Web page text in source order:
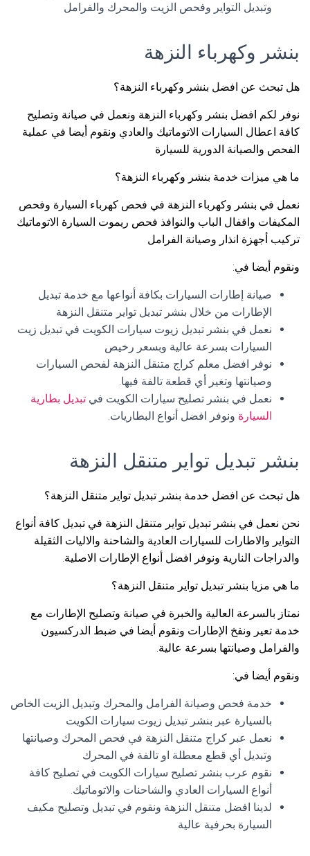
وتبديل التواير وفحص الزيت والمحرك والفرامل
بنشر وكهرباء النزهة
هل تبحث عن افضل بنشر وكهرباء النزهة؟
نوفر لكم افضل بنشر وكهرباء النزهة ونعمل في صيانة وتصليح
كافة اعطال السيارات الاتوماتيك والعادي ونقوم أيضا في عملية
الفحص والصيانة الدورية للسيارة
ما هي ميزات خدمة بنشر وكهرباء النزهة؟
نعمل في بنشر وكهرباء النزهة في فحص كهرباء السيارة وفحص
المكيفات واقفال الباب والنوافذ فحص ريموت السيارة الاتوماتيك
تركيب أجهزة انذار وصيانة الفرامل
ونقوم أيضا في:
صيانة إطارات السيارات بكافة أنواعها مع خدمة تبديل
الإطارات من خلال بنشر تبديل تواير متنقل النزهة
نعمل في بنشر تبديل زيوت سيارات الكويت في تبديل زيت
السيارات بسرعة عالية وبسعر رخيص
نوفر افضل معلم كراج متنقل النزهة لفحص السيارات
وصيانتها وتغير أي قطعة تالفة فيها.
نعمل في بنشر تصليح سيارات الكويت في تبديل بطارية
السيارة ونوفر افضل أنواع البطاريات.
بنشر تبديل تواير متنقل النزهة
هل تبحث عن افضل خدمة بنشر تبديل تواير متنقل النزهة؟
نحن نعمل في بنشر تبديل تواير متنقل النزهة في تبديل كافة أنواع
التواير والاطارات للسيارات العادية والشاحنة والاليات الثقيلة
والدراجات النارية ونوفر افضل أنواع الإطارات الاصلية.
ما هي مزيا بنشر تبديل تواير متنقل النزهة؟
نمتاز بالسرعة العالية والخبرة في صيانة وتصليح الإطارات مع
خدمة تعير ونفخ الإطارات ونقوم أيضا في ضبط الدركسيون
والفرامل وصيانتها بسرعة عالية.
ونقوم أيضا في:
خدمة فحص وصيانة الفرامل والمحرك وتبديل الزيت الخاص
بالسيارة عبر بنشر تبديل زيوت سيارات الكويت
نعمل عبر كراج متنقل النزهة في فحص المحرك وصيانتها
وتبديل أي قطع معطلة او تالفة في المحرك
نقوم عرب بنشر تصليح سيارات الكويت في تصليح كافة
أنواع السيارات العادي والشاحنات والاتوماتيك.
لدينا افضل متنقل النزهة ونقوم في تبديل وتصليح مكيف
السيارة بحرفية عالية